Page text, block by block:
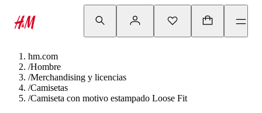
hm.com
/Hombre
/Merchandising y licencias
/Camisetas
/Camiseta con motivo estampado Loose Fit